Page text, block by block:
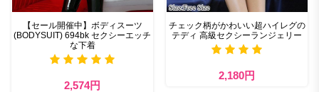
【セール開催中】ボディスーツ
(BODYSUIT) 694bk セクシーエッチ
な下着
2,574円
チェック柄がかわいい超ハイレグの
テディ 高級セクシーランジェリー
2,180円